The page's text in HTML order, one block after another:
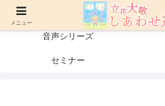
プロフィール
音声シリーズ
セミナー
メニュー